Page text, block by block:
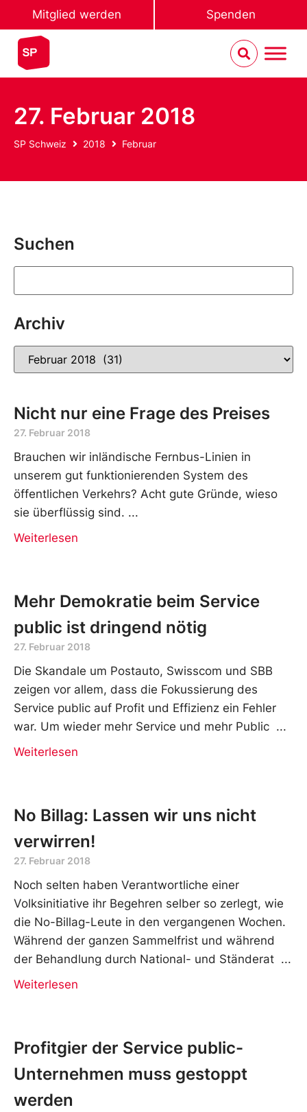
Mitglied werden Spenden
27. Februar 2018
SP Schweiz 2018 Februar
Suchen
Archiv
Nicht nur eine Frage des Preises
27. Februar 2018
Brauchen wir inländische Fernbus-Linien in
unserem gut funktionierenden System des
öffentlichen Verkehrs? Acht gute Gründe, wieso
sie überflüssig sind.
Weiterlesen
Mehr Demokratie beim Service
public ist dringend nötig
27. Februar 2018
Die Skandale um Postauto, Swisscom und SBB
zeigen vor allem, dass die Fokussierung des
Service public auf Profit und Effizienz ein Fehler
war. Um wieder mehr Service und mehr Public
Weiterlesen
No Billag: Lassen wir uns nicht
verwirren!
27. Februar 2018
Noch selten haben Verantwortliche einer
Volksinitiative ihr Begehren selber so zerlegt, wie
die No-Billag-Leute in den vergangenen Wochen.
Während der ganzen Sammelfrist und während
der Behandlung durch National- und Ständerat
Weiterlesen
Profitgier der Service public-
Unternehmen muss gestoppt
werden